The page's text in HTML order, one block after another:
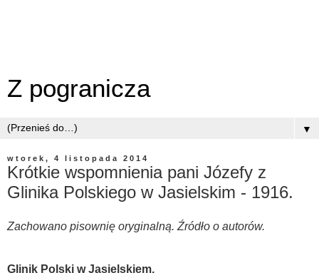
Z pogranicza
▼
wtorek, 4 listopada 2014
Krótkie wspomnienia pani Józefy z
Glinika Polskiego w Jasielskim - 1916.
Zachowano pisownię oryginalną. Źródło o autorów.
Glinik Polski w Jasielskiem.